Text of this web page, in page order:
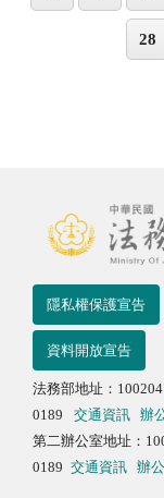
28
隱私權保護宣告
資料開放宣告
法務部地址：
0189
交通資訊
辦
第二辦公室地址：
0189 交通資訊 辦